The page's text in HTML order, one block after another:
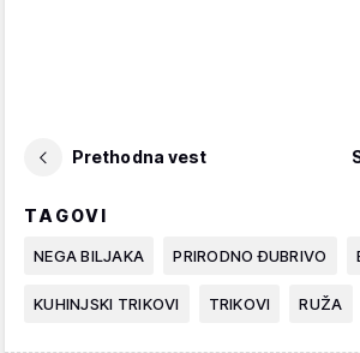
Prethodna vest
TAGOVI
NEGA BILJAKA PRIRODNO ĐUBRIVO
KUHINJSKI TRIKOVI TRIKOVI RUŽA